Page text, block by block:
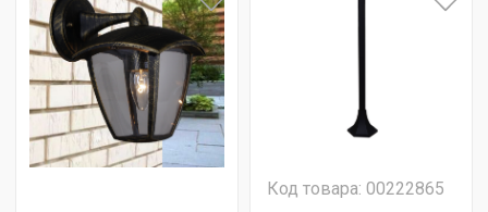
Код товара: 00222865